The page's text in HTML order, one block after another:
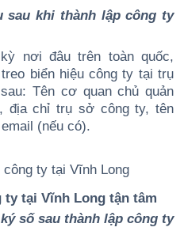
sau khi thành lập công ty
nơi đâu trên toàn quốc,
biển hiệu công ty tại trụ
Tên cơ quan chủ quản
địa chỉ trụ sở công ty, tên
(nếu có).
ty tại Vĩnh Long tận tâm
số sau thành lập công ty